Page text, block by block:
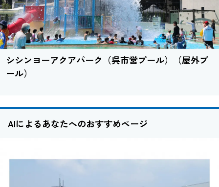
シシンヨーアクアパーク（呉市営プール）（屋外プ
ール）
AIによるあなたへのおすすめページ